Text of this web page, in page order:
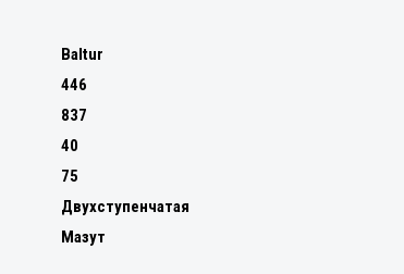
Baltur
446
837
40
75
Двухступенчатая
Мазут